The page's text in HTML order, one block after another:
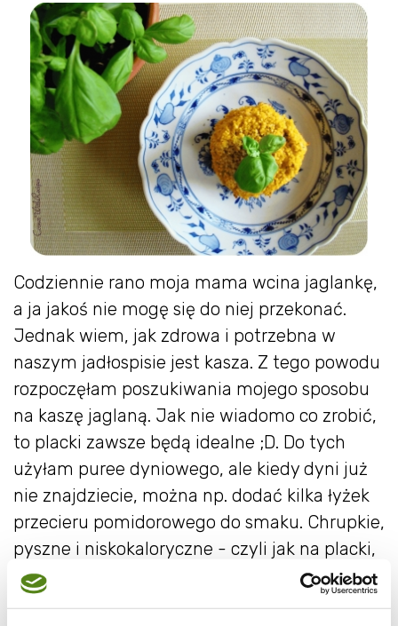
Codziennie rano moja mama wcina jaglankę,
a ja jakoś nie mogę się do niej przekonać.
Jednak wiem, jak zdrowa i potrzebna w
naszym jadłospisie jest kasza. Z tego powodu
rozpoczęłam poszukiwania mojego sposobu
na kaszę jaglaną. Jak nie wiadomo co zrobić,
to placki zawsze będą idealne ;D. Do tych
użyłam puree dyniowego, ale kiedy dyni już
nie znajdziecie, można np. dodać kilka łyżek
przecieru pomidorowego do smaku. Chrupkie,
pyszne i niskokaloryczne - czyli jak na placki,
niezwykłe połączenie ;) Co podać do placków
? Sos warzywny, pesto, sos czosnkowy, opcji